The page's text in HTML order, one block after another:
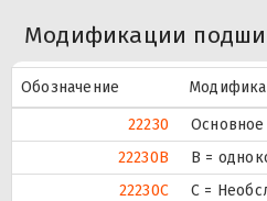
Модификации
Обозначение
22230
Основное
22230B
B =
22230C
С =